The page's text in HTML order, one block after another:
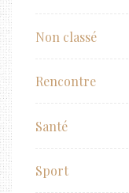
Non classé
Rencontre
Santé
Sport